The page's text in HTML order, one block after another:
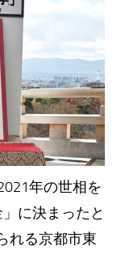
年の世相を
に決まったと
れる京都市東